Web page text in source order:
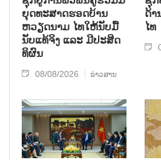
ຍຸດ​ທະ​ສາດ​ຮອດ​ບ້ານ
ຫວຽດ​ນາມ ໄທ​ໃຫ້​ນັບ​ມື້​
ນັບ​ແທ້​ຈິງ ແລະ ມີ​ປະ​ສິດ​
ທິ​ຜົນ
08/08/2026 ຂ່າວສານ
ດ້າ
ໄທ